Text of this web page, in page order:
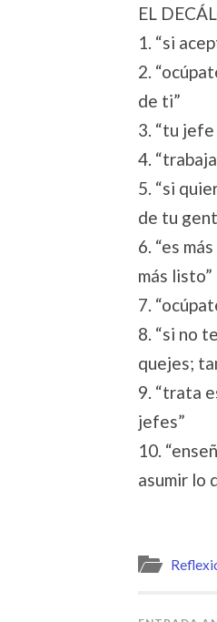
EL
1. “si
2.
de ti”
3. “tu
4.
5. “si
de tu
6. “es
más listo”
7.
8. “si no
quejes;
9. “trata
jefes”
10.
asumir lo